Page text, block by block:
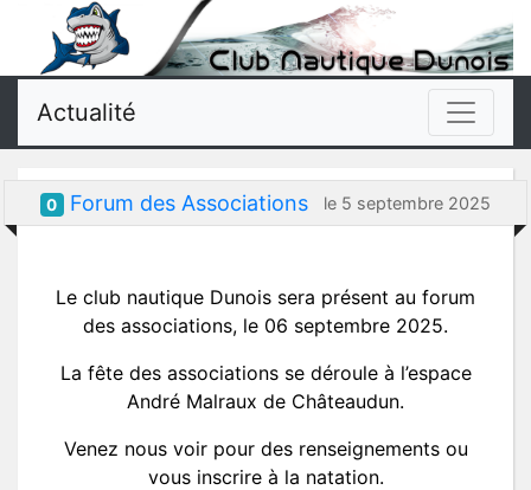
Actualité
0 Forum des Associations le 5 septembre 2025
Le club nautique Dunois sera présent au forum
des associations, le 06 septembre 2025.
La fête des associations se déroule à l’espace
André Malraux de Châteaudun.
Venez nous voir pour des renseignements ou
vous inscrire à la natation.